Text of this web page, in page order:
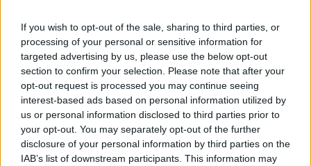
If you wish to opt-out of the sale, sharing to third parties, or
processing of your personal or sensitive information for
targeted advertising by us, please use the below opt-out
section to confirm your selection. Please note that after your
opt-out request is processed you may continue seeing
interest-based ads based on personal information utilized by
us or personal information disclosed to third parties prior to
your opt-out. You may separately opt-out of the further
disclosure of your personal information by third parties on the
IAB’s list of downstream participants. This information may